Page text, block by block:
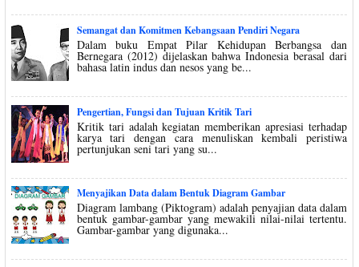
Semangat dan Komitmen Kebangsaan Pendiri Negara
Dalam buku Empat Pilar Kehidupan Berbangsa dan
Bernegara (2012) dijelaskan bahwa Indonesia berasal dari
bahasa latin indus dan nesos yang be...
Pengertian, Fungsi dan Tujuan Kritik Tari
Kritik tari adalah kegiatan memberikan apresiasi terhadap
karya tari dengan cara menuliskan kembali peristiwa
pertunjukan seni tari yang su...
Menyajikan Data dalam Bentuk Diagram Gambar
Diagram lambang (Piktogram) adalah penyajian data dalam
bentuk gambar-gambar yang mewakili nilai-nilai tertentu.
Gambar-gambar yang digunaka...